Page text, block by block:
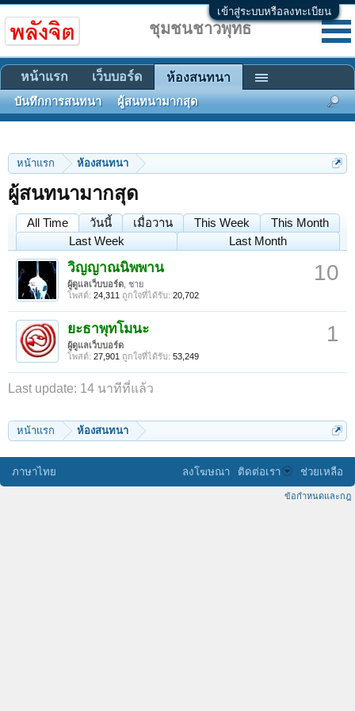
เข้าสู่ระบบหรือลงทะเบียน
หน้าแรก ห้องสนทนา
ผู้สนทนามากสุด
All Time วันนี้ เมื่อวาน This Week
This Month
Last Week
Last Month
10
วิญญาณนิพพาน
ผู้ดูแลเว็บบอร์ด , ชาย
โพสต์: 24,311 ถูกใจที่ได้รับ: 20,702
1
ยะธาพุทโมนะ
ผู้ดูแลเว็บบอร์ด
โพสต์: 27,901 ถูกใจที่ได้รับ: 53,249
Last update: 14 นาทีที่แล้ว
หน้าแรก ห้องสนทนา
ชุมชนชาวพุทธ
หน้าแรก เว็บบอร์ด ห้องสนทนา
บันทึกการสนทนา ผู้สนทนามากสุด
ภาษาไทย ลงโฆษณา ติดต่อเรา ช่วยเหลือ
ข้อกำหนดและกฎ